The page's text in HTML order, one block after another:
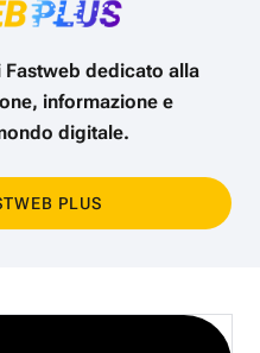
dedicato alla
informazione e
digitale.
PLUS